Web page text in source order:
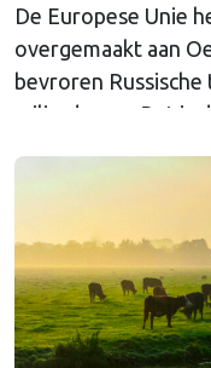
De Europese Unie
overgemaakt aan
bevroren
miljard euro. Dat is
Euroclear